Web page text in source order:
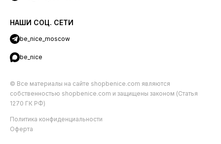
НАШИ СОЦ. СЕТИ
be_nice_moscow
be_nice
© Все материалы на сайте shopbenice.com являются
собственностью shopbenice.com и защищены законом (Статья
1270 ГК РФ)
Политика конфиденциальности
Оферта